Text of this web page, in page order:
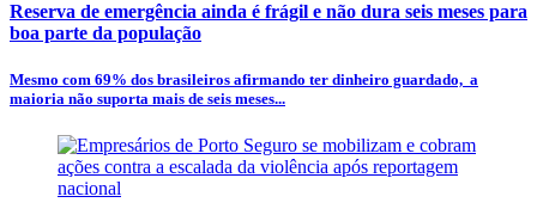
Reserva de emergência ainda é frágil e não dura seis meses para
boa parte da população
Mesmo com 69% dos brasileiros afirmando ter dinheiro guardado, a
maioria não suporta mais de seis meses...